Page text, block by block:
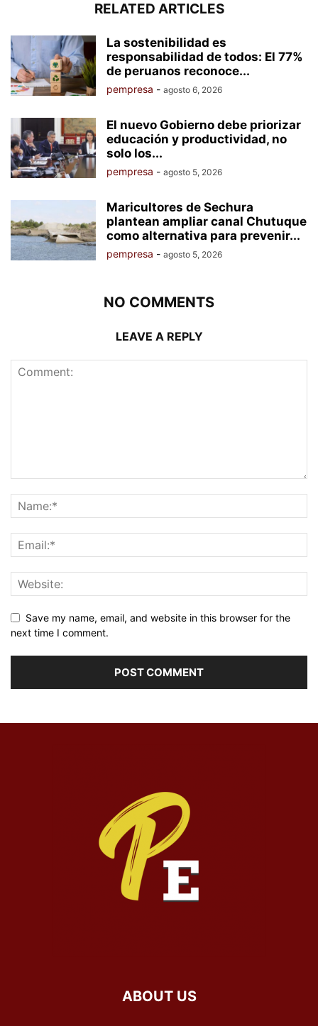
RELATED ARTICLES
La sostenibilidad es
responsabilidad de todos: El 77%
de peruanos reconoce...
pempresa - agosto 6, 2026
El nuevo Gobierno debe priorizar
educación y productividad, no
solo los...
pempresa - agosto 5, 2026
Maricultores de Sechura
plantean ampliar canal Chutuque
como alternativa para prevenir...
pempresa - agosto 5, 2026
NO COMMENTS
LEAVE A REPLY
Save my name, email, and website in this browser for the
next time I comment.
ABOUT US